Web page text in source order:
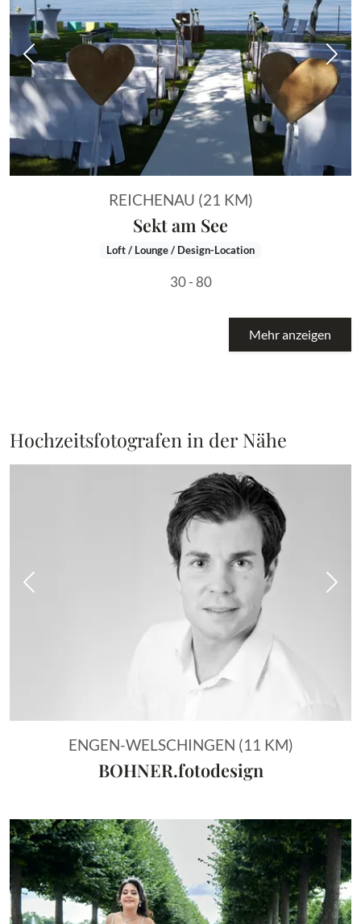
Vorheriges Bild
REICHENAU (21 KM)
Sekt am See
Loft / Lounge / Design-Location
30 - 80
Mehr anzeigen
Hochzeitsfotografen in der Nähe
Vorheriges Bild
ENGEN-WELSCHINGEN (11 KM)
BOHNER.fotodesign